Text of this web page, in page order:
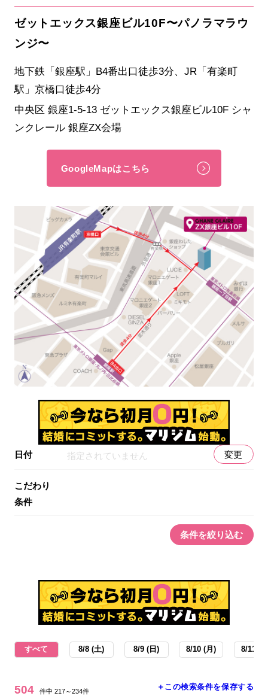
ゼットエックス銀座ビル10F〜パノラマラウ
ンジ〜
地下鉄「銀座駅」B4番出口徒歩3分、JR「有楽町
駅」京橋口徒歩4分
中央区 銀座1-5-13 ゼットエックス銀座ビル10F シャ
ンクレール 銀座ZX会場
GoogleMapはこちら
日付 指定されていません 変更
こだわり
条件
条件を絞り込む
すべて 8/8 (土) 8/9 (日) 8/10 (月) 8/11 (
504 件中 217～234件 ＋この検索条件を保存する